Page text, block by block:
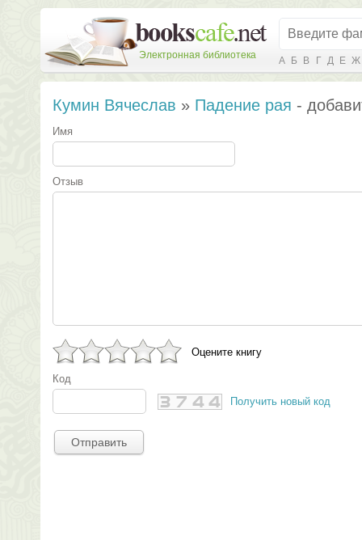
Электронная библиотека А Б В Г Д Е Ж
Кумин Вячеслав » Падение рая -
Имя
Отзыв
Оцените книгу
Код
Получить новый код
Отправить